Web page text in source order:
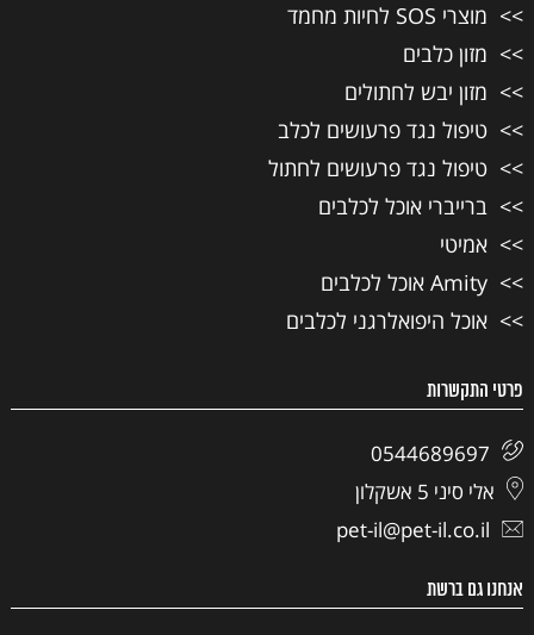
מוצרי SOS לחיות מחמד
מזון כלבים
מזון יבש לחתולים
טיפול נגד פרעושים לכלב
טיפול נגד פרעושים לחתול
ברייברי אוכל לכלבים
אמיטי
Amity אוכל לכלבים
אוכל היפואלרגני לכלבים
פרטי התקשרות
0544689697
אלי סיני 5 אשקלון
pet-il@pet-il.co.il
אנחנו גם ברשת